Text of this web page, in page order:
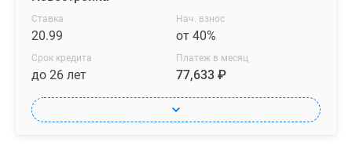
Ставка
20.99
Нач. взнос
от 40%
Срок кредита
до 26 лет
Платеж в месяц
77,633 ₽